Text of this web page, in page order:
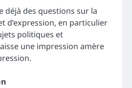
déjà des questions sur la
d’expression, en particulier
politiques et
une impression amère